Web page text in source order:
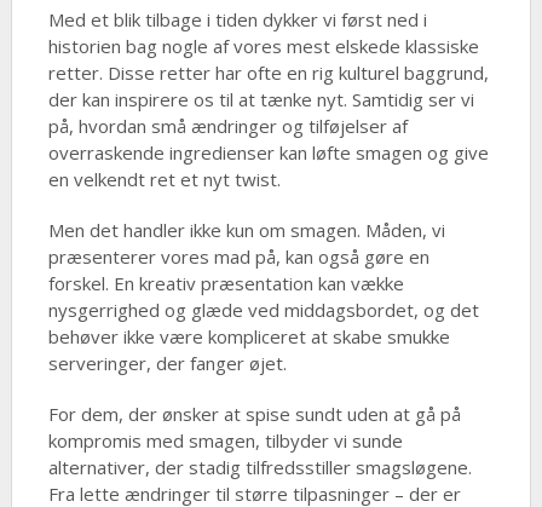
Med et blik tilbage i tiden dykker vi først ned i
historien bag nogle af vores mest elskede klassiske
retter. Disse retter har ofte en rig kulturel baggrund,
der kan inspirere os til at tænke nyt. Samtidig ser vi
på, hvordan små ændringer og tilføjelser af
overraskende ingredienser kan løfte smagen og give
en velkendt ret et nyt twist.
Men det handler ikke kun om smagen. Måden, vi
præsenterer vores mad på, kan også gøre en
forskel. En kreativ præsentation kan vække
nysgerrighed og glæde ved middagsbordet, og det
behøver ikke være kompliceret at skabe smukke
serveringer, der fanger øjet.
For dem, der ønsker at spise sundt uden at gå på
kompromis med smagen, tilbyder vi sunde
alternativer, der stadig tilfredsstiller smagsløgene.
Fra lette ændringer til større tilpasninger – der er